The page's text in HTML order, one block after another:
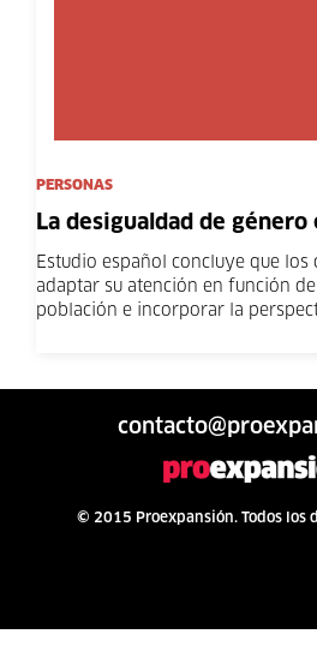
PERSONAS
La desigualdad de género
Estudio español concluye que los
adaptar su atención en función
población e incorporar la
© 2015 Proexpansión. Todos los